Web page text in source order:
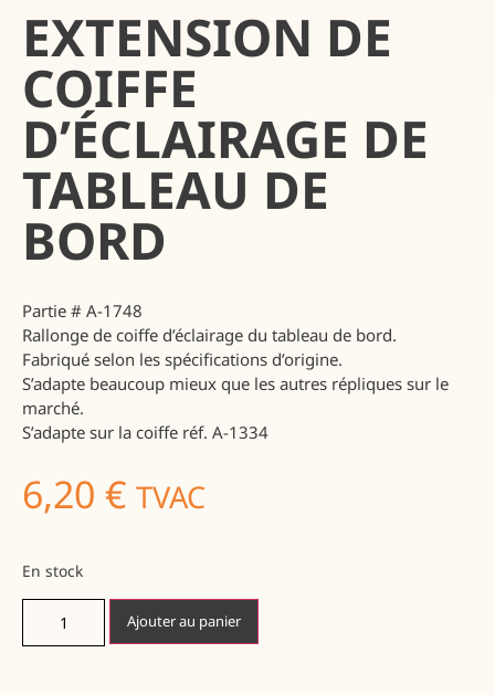
EXTENSION DE
COIFFE
D’ÉCLAIRAGE DE
TABLEAU DE
BORD
Partie # A-1748
Rallonge de coiffe d’éclairage du tableau de bord.
Fabriqué selon les spécifications d’origine.
S’adapte beaucoup mieux que les autres répliques sur le
marché.
S’adapte sur la coiffe réf. A-1334
6,20 € TVAC
En stock
Ajouter au panier